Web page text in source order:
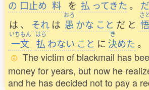
の 口止め 料 を 払 ってきた。
は 、 それ は
おろ
愚 かな こと だ と
さ
悟
いちもん
一文
はら
払 わない こと に
き
決めた。
The victim of blackmail has
money for years, but now he
and he has decided not to pay a